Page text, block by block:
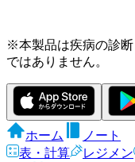
※本製品は疾病の診
ではありません。
ホーム
ノート
表・計算
レジメン